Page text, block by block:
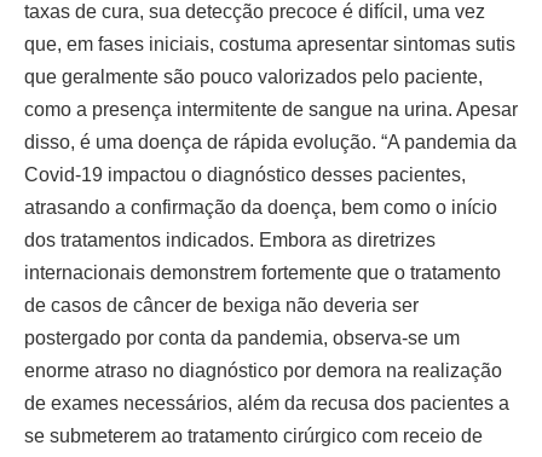
taxas de cura, sua detecção precoce é difícil, uma vez
que, em fases iniciais, costuma apresentar sintomas sutis
que geralmente são pouco valorizados pelo paciente,
como a presença intermitente de sangue na urina. Apesar
disso, é uma doença de rápida evolução. “A pandemia da
Covid-19 impactou o diagnóstico desses pacientes,
atrasando a confirmação da doença, bem como o início
dos tratamentos indicados. Embora as diretrizes
internacionais demonstrem fortemente que o tratamento
de casos de câncer de bexiga não deveria ser
postergado por conta da pandemia, observa-se um
enorme atraso no diagnóstico por demora na realização
de exames necessários, além da recusa dos pacientes a
se submeterem ao tratamento cirúrgico com receio de